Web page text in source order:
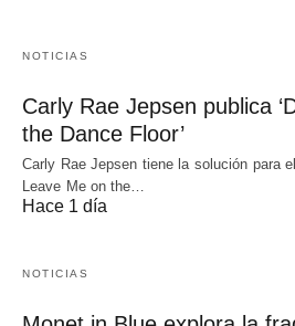
NOTICIAS
Carly Rae Jepsen publica
the Dance Floor’
Carly Rae Jepsen tiene la solución para
Leave Me on the…
Hace 1 día
NOTICIAS